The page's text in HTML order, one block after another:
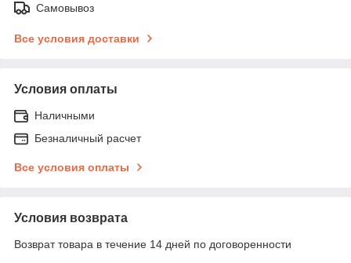
Самовывоз
Все условия доставки
Условия оплаты
Наличными
Безналичный расчет
Все условия оплаты
Условия возврата
Возврат товара в течение 14 дней по договоренности